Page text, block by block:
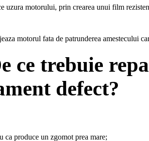
uzura motorului, prin crearea unui film
motorul fata de patrunderea amestecului
ce trebuie
defect?
ca produce un zgomot prea mare;